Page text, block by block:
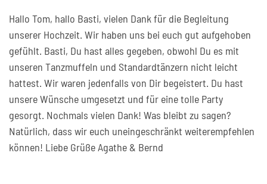
Hallo Tom, hallo Basti, vielen Dank für die Begleitung
unserer Hochzeit. Wir haben uns bei euch gut aufgehoben
gefühlt. Basti, Du hast alles gegeben, obwohl Du es mit
unseren Tanzmuffeln und Standardtänzern nicht leicht
hattest. Wir waren jedenfalls von Dir begeistert. Du hast
unsere Wünsche umgesetzt und für eine tolle Party
gesorgt. Nochmals vielen Dank! Was bleibt zu sagen?
Natürlich, dass wir euch uneingeschränkt weiterempfehlen
können! Liebe Grüße Agathe & Bernd